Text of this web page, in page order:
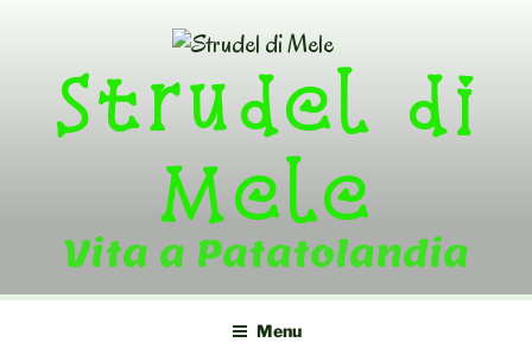
contentStrudel di
Mele
Vita a Patatolandia
Menu